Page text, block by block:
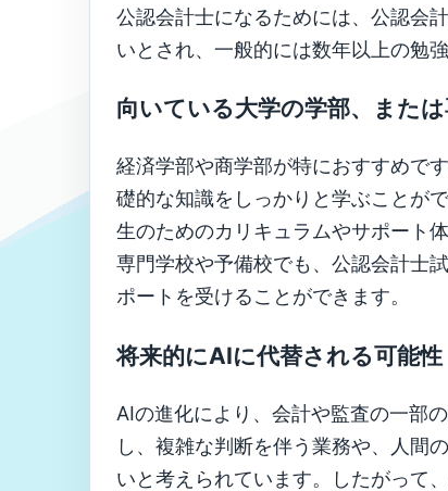
公認会計士になるためには、公認会
いとされ、一般的には数年以上の勉
向いている大学の学部、また
経済学部や商学部が特におすすめで
礎的な知識をしっかりと学ぶことが
生のためのカリキュラムやサポート
専門学校や予備校でも、公認会計士
ポートを受けることができます。
将来的にAIに代替される可能性
AIの進化により、会計や監査の一部
し、複雑な判断を伴う業務や、人間
いと考えられています。したがって